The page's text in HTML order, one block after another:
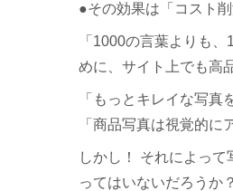
●その効果は「コスト
「1000の言葉よりも
めに、サイト上でも高
「もっとキレイな写真
「商品写真は視覚的に
しかし！ それによっ
ってはいないだろうか？